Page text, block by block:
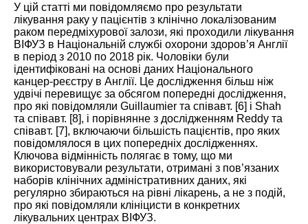
У цій статті ми повідомляємо про результати
лікування раку у пацієнтів з клінічно локалізованим
раком передміхурової залози, які проходили лікування
ВІФУЗ в Національній службі охорони здоров’я Англії
в період з 2010 по 2018 рік. Чоловіки були
ідентифіковані на основі даних Національного
канцер-реєстру в Англії. Це дослідження більш ніж
удвічі перевищує за обсягом попередні дослідження,
про які повідомляли Guillaumier та співавт. [6] і Shah
та співавт. [8], і порівнянне з дослідженням Reddy та
співавт. [7], включаючи більшість пацієнтів, про яких
повідомлялося в цих попередніх дослідженнях.
Ключова відмінність полягає в тому, що ми
використовували результати, отримані з пов’язаних
наборів клінічних адміністративних даних, які
регулярно збираються на рівні лікарень, а не з подій,
про які повідомляли клініцисти в конкретних
лікувальних центрах ВІФУЗ.